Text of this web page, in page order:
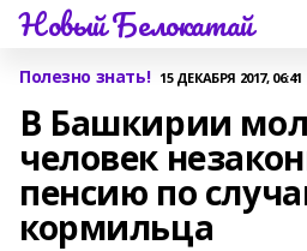
Новый Белокатай
Полезно знать! 15 ДЕКАБРЯ 2017, 06:41
В Башкирии
человек
пенсию по
кормильца